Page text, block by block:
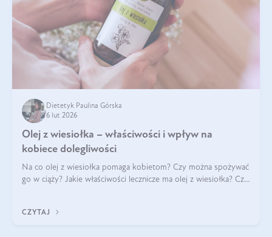
Dietetyk Paulina Górska
6 lut 2026
Olej z wiesiołka – właściwości i wpływ na
kobiece dolegliwości
Na co olej z wiesiołka pomaga kobietom? Czy można spożywać
go w ciąży? Jakie właściwości lecznicze ma olej z wiesiołka? Czy
CZYTAJ